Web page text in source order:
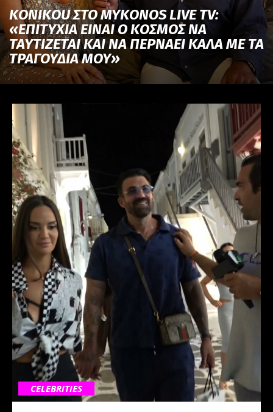
KONIKOU ΣΤΟ MYKONOS LIVE TV:
«ΕΠΙΤΥΧΙΑ ΕΙΝΑΙ Ο ΚΟΣΜΟΣ ΝΑ
ΤΑΥΤΙΖΕΤΑΙ KAI ΝΑ ΠΕΡΝΑΕΙ ΚΑΛΑ ΜΕ ΤΑ
ΤΡΑΓΟΥΔΙΑ ΜΟΥ»
CELEBRITIES